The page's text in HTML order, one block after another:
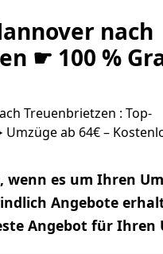
nach
☛ 100 %
Treuenbrietzen : Top-
ab 64€ –
wenn es um Ihren
Angebote
Angebot für Ihren